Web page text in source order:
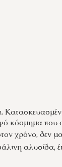
κόσμημα που
χρόνο, δεν
αλυσίδα,